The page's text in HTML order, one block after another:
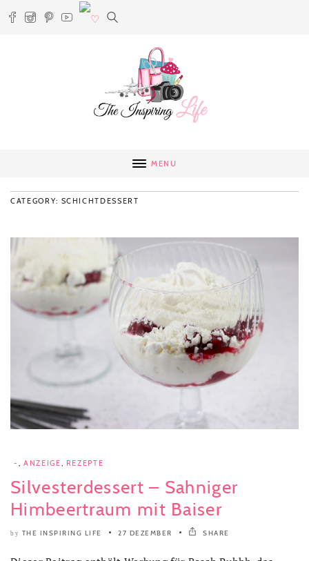
MENU
CATEGORY: SCHICHTDESSERT
- , ANZEIGE, REZEPTE
Silvesterdessert – Sahniger
Himbeertraum mit Baiser
by THE INSPIRING LIFE 27 DEZEMBER SHARE